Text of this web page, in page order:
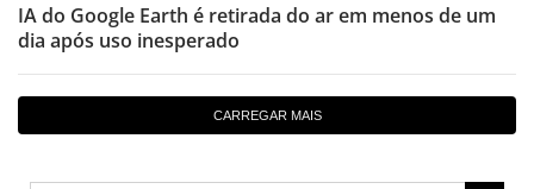
IA do Google Earth é retirada do ar em menos de um
dia após uso inesperado
CARREGAR MAIS